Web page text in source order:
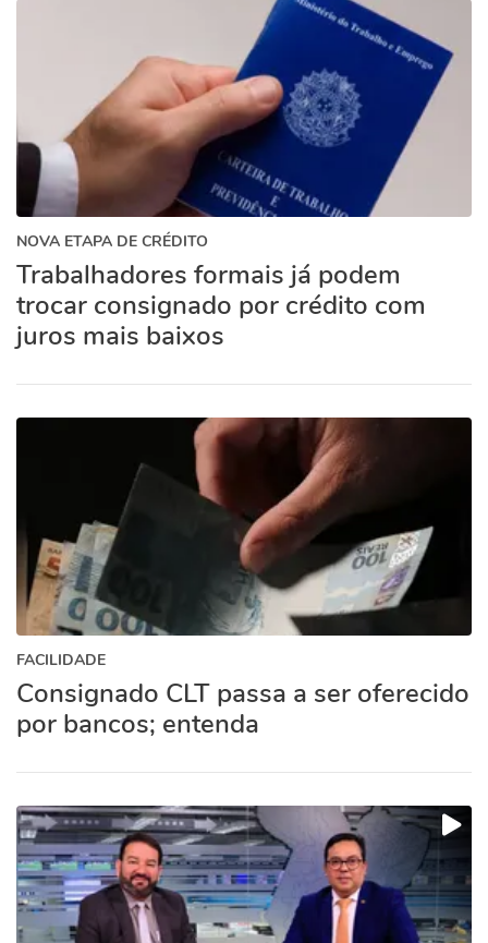
NOVA ETAPA DE CRÉDITO
Trabalhadores formais já podem
trocar consignado por crédito com
juros mais baixos
FACILIDADE
Consignado CLT passa a ser oferecido
por bancos; entenda